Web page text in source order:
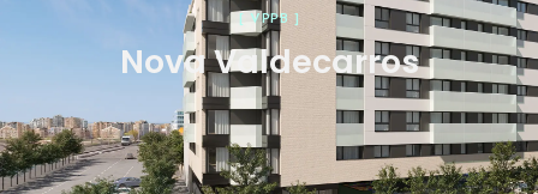
[ VPPB ]
Nova Valdecarros